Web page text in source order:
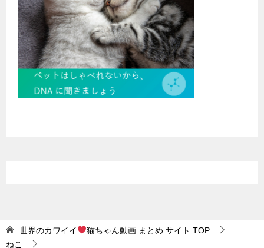
世界のカワイイ 猫ちゃん動画 まとめ サイト TOP
ねこ